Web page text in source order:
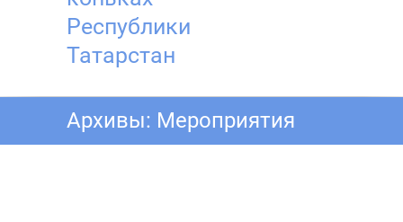
Республики
Татарстан
Архивы: Мероприятия